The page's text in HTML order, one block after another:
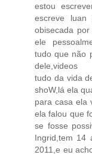
estou
escreve
obisecada
ele
tudo que não
dele,videos
tudo da vida
shoW,lá ela
para casa ela
ela falou que
se fosse
Ingrid,tem 14
2011,e eu